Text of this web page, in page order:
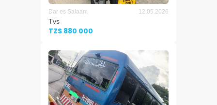
Dar es Salaam 12.05.2026
Tvs
TZS 880 000